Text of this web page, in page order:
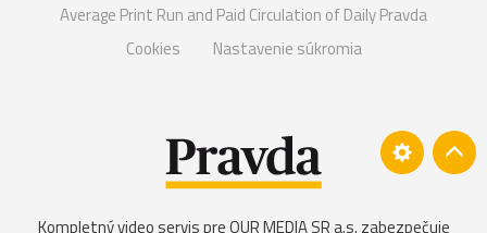
Average Print Run and Paid Circulation of Daily Pravda
Cookies
Nastavenie súkromia
Kompletný video servis pre OUR MEDIA SR a.s. zabezpečuje